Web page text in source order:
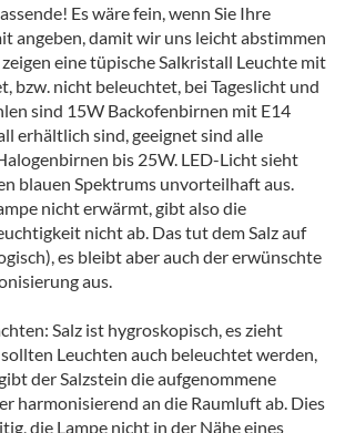
Es wäre fein, wenn Sie Ihre
angeben, damit wir uns leicht abstimmen
eine tüpische Salkristall Leuchte mit
bzw. nicht beleuchtet, bei Tageslicht und
sind 15W Backofenbirnen mit E14
erhältlich sind, geeignet sind alle
bis 25W. LED-Licht sieht
blauen Spektrums unvorteilhaft aus.
nicht erwärmt, gibt also die
nicht ab. Das tut dem Salz auf
es bleibt aber auch der erwünschte
aus.
Salz ist hygroskopisch, es zieht
Leuchten auch beleuchtet werden,
der Salzstein die aufgenommene
harmonisierend an die Raumluft ab. Dies
die Lampe nicht in der Nähe eines